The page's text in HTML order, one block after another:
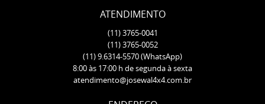
ATENDIMENTO
(11)3765-0041
(11)3765-0052
(11)9.6314-5570(WhatsApp)
8:00 às 17:00 h de segunda à sexta
atendimento@josewal4x4.com.br